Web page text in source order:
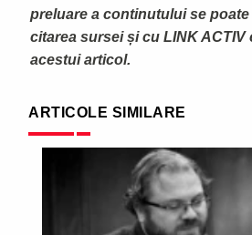
preluare a continutului se poate
citarea sursei și cu LINK ACTIV
acestui articol.
ARTICOLE SIMILARE